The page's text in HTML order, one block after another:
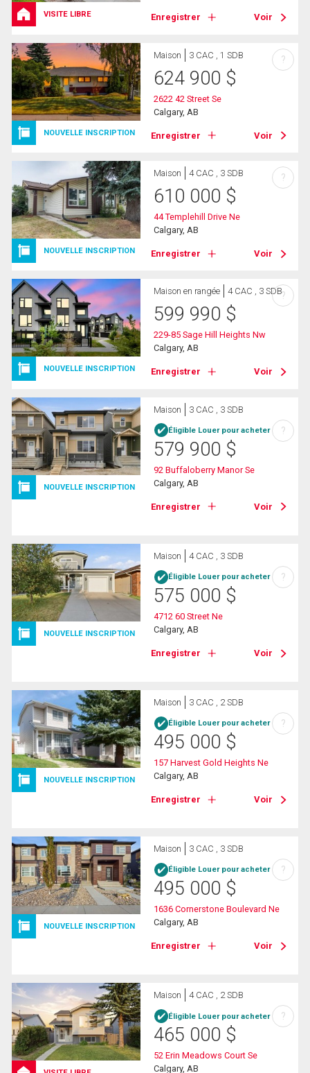
VISITE LIBRE Enregistrer Voir
NOUVELLE INSCRIPTION
Maison 3 CAC , 1 SDB
624 900 $
2622 42 Street Se
Calgary, AB
Enregistrer Voir
?
NOUVELLE INSCRIPTION
Maison 4 CAC , 3 SDB
610 000 $
44 Templehill Drive Ne
Calgary, AB
Enregistrer Voir
?
NOUVELLE INSCRIPTION
Maison en rangée 4 CAC , 3 SDB
599 990 $
229-85 Sage Hill Heights Nw
Calgary, AB
Enregistrer Voir
?
NOUVELLE INSCRIPTION
Maison 3 CAC , 3 SDB
Éligible Louer pour acheter
579 900 $
92 Buffaloberry Manor Se
Calgary, AB
Enregistrer Voir
?
NOUVELLE INSCRIPTION
Maison 4 CAC , 3 SDB
Éligible Louer pour acheter
575 000 $
4712 60 Street Ne
Calgary, AB
Enregistrer Voir
?
NOUVELLE INSCRIPTION
Maison 3 CAC , 2 SDB
Éligible Louer pour acheter
495 000 $
157 Harvest Gold Heights Ne
Calgary, AB
Enregistrer Voir
?
NOUVELLE INSCRIPTION
Maison 3 CAC , 3 SDB
Éligible Louer pour acheter
495 000 $
1636 Cornerstone Boulevard Ne
Calgary, AB
Enregistrer Voir
?
Maison 4 CAC , 2 SDB
Éligible Louer pour acheter
465 000 $
52 Erin Meadows Court Se
Calgary, AB
?